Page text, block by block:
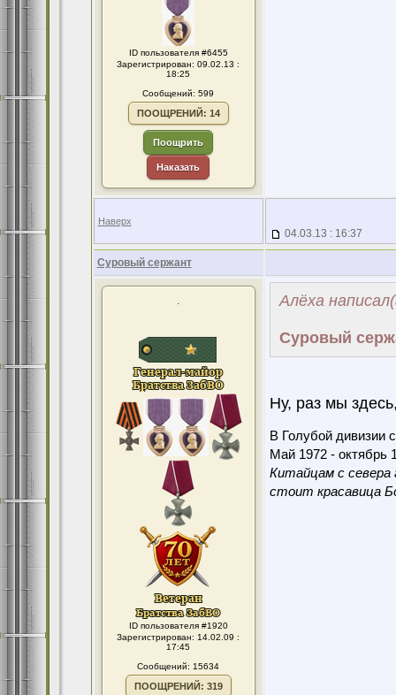
ID пользователя #6455
Зарегистрирован: 09.02.13 :
18:25
Сообщений: 599
ПООЩРЕНИЙ: 14
Поощрить
Наказать
Наверх
04.03.13 : 16:37
Суровый сержант
.
ID пользователя #1920
Зарегистрирован: 14.02.09 :
17:45
Сообщений: 15634
ПООЩРЕНИЙ: 319
Алёха
Суровый
Ну, раз мы
В Голубой дивизии
Май 1972 - октябрь
Китайцам с севера
стоит красавица